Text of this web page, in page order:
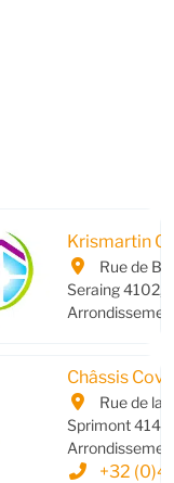
Krismartin
Rue de
Seraing 4102,
Châssis
Rue de la
Sprimont 4141,
+32 (0)4